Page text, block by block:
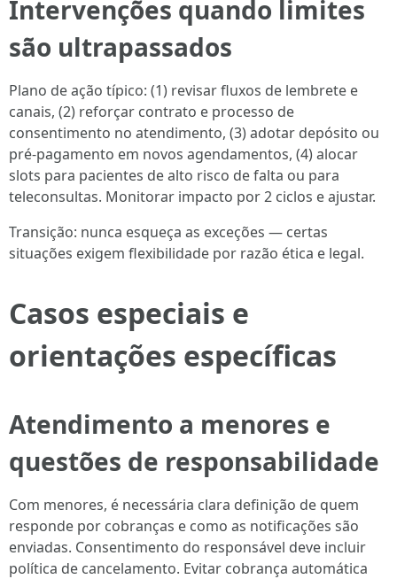
Intervenções quando limites
são ultrapassados
Plano de ação típico: (1) revisar fluxos de lembrete e
canais, (2) reforçar contrato e processo de
consentimento no atendimento, (3) adotar depósito ou
pré-pagamento em novos agendamentos, (4) alocar
slots para pacientes de alto risco de falta ou para
teleconsultas. Monitorar impacto por 2 ciclos e ajustar.
Transição: nunca esqueça as exceções — certas
situações exigem flexibilidade por razão ética e legal.
Casos especiais e
orientações específicas
Atendimento a menores e
questões de responsabilidade
Com menores, é necessária clara definição de quem
responde por cobranças e como as notificações são
enviadas. Consentimento do responsável deve incluir
política de cancelamento. Evitar cobrança automática